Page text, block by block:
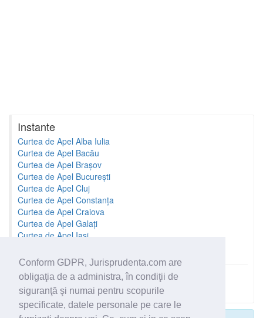
Conform GDPR, Jurisprudenta.com are
obligaţia de a administra, în condiţii de
siguranţă şi numai pentru scopurile
specificate, datele personale pe care le
Instante
Curtea de Apel Alba Iulia
Curtea de Apel Bacău
Curtea de Apel Brașov
Curtea de Apel București
Curtea de Apel Cluj
Curtea de Apel Constanța
Curtea de Apel Craiova
Curtea de Apel Galați
Curtea de Apel Iași
Toate instantele